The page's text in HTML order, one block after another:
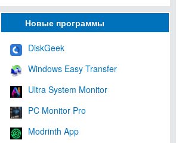
Новые программы
DiskGeek
Windows Easy Transfer
Ultra System Monitor
PC Monitor Pro
Modrinth App